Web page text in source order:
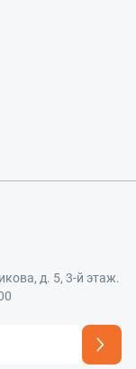
д. 5, 3-й этаж.